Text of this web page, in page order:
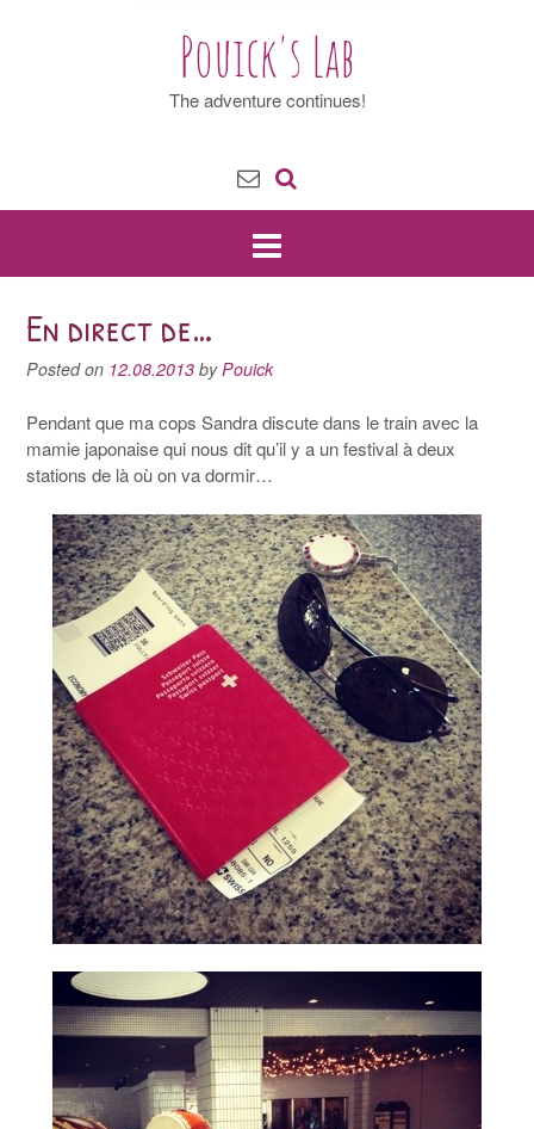
Pouick's Lab
The adventure continues!
En direct de…
Posted on 12.08.2013 byPouick
Pendant que ma cops Sandra discute dans le train avec la
mamie japonaise qui nous dit qu’il y a un festival à deux
stations de là où on va dormir…